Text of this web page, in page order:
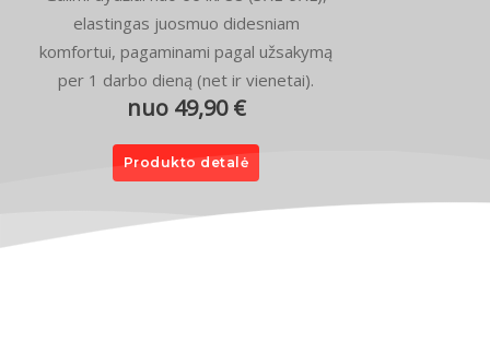
elastingas juosmuo didesniam
komfortui, pagaminami pagal užsakymą
per 1 darbo dieną (net ir vienetai).
nuo 49,90 €
Produkto detalė